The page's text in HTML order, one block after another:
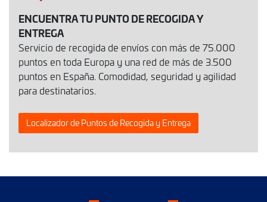
ENCUENTRA TU PUNTO DE RECOGIDA Y
ENTREGA
Servicio de recogida de envíos con más de 75.000
puntos en toda Europa y una red de más de 3.500
puntos en España. Comodidad, seguridad y agilidad
para destinatarios.
Localizador de Puntos de Recogida y Entrega